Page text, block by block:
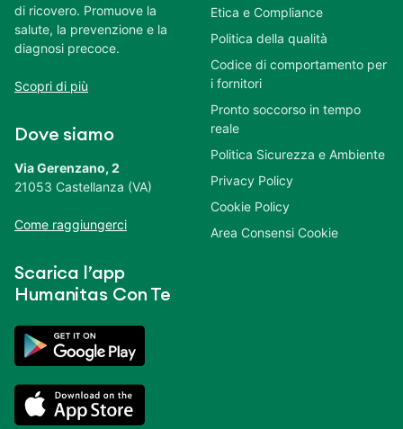
di ricovero. Promuove la
salute, la prevenzione e la
diagnosi precoce.
Scopri di più
Dove siamo
Via Gerenzano, 2
21053 Castellanza (VA)
Come raggiungerci
Scarica l’app
Humanitas Con Te
Etica e Compliance
Politica della qualità
Codice di comportamento per
i fornitori
Pronto soccorso in tempo
reale
Politica Sicurezza e Ambiente
Privacy Policy
Cookie Policy
Area Consensi Cookie